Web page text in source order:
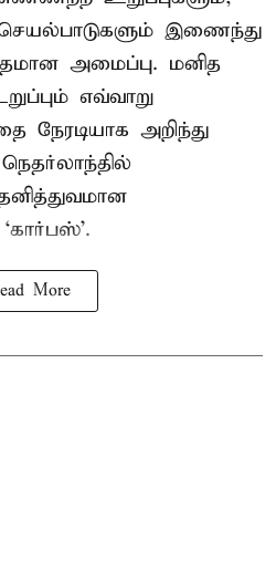
இணைந்து
அமைப்பு. மனித
எவ்வாறு
நேரடியாக அறிந்து
More